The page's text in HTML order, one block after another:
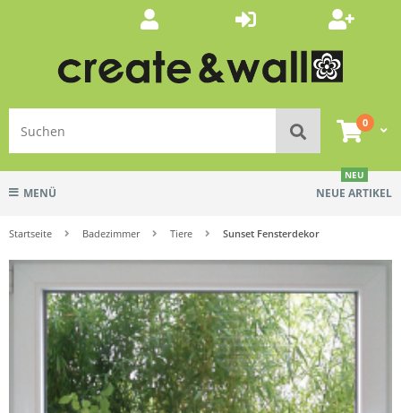
0
MENÜ NEUE ARTIKEL
NEU
Startseite Badezimmer Tiere Sunset Fensterdekor